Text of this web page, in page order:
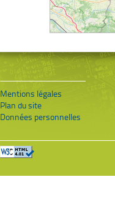
Mentions légales
Plan du site
Données personnelles